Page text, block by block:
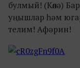
булмый! (Көлә)
уңышлар һәм
телим! Афәрин!